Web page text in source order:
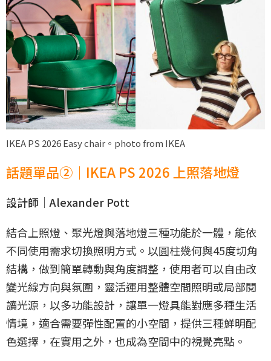
IKEA PS 2026 Easy chair。photo from IKEA
話題單品②｜IKEA PS 2026 上照落地燈
設計師｜Alexander Pott
結合上照燈、聚光燈與落地燈三種功能於一體，能依
不同使用需求切換照明方式。以圓柱幾何與45度切角
結構，做到簡單轉動與角度調整，使用者可以自由改
變光線方向與氛圍，靈活運用整體空間照明或局部閱
讀光源，以多功能設計，讓單一燈具能對應多種生活
情境，適合需要彈性配置的小空間，提供三種鮮明配
色選擇，在實用之外，也成為空間中的視覺亮點。